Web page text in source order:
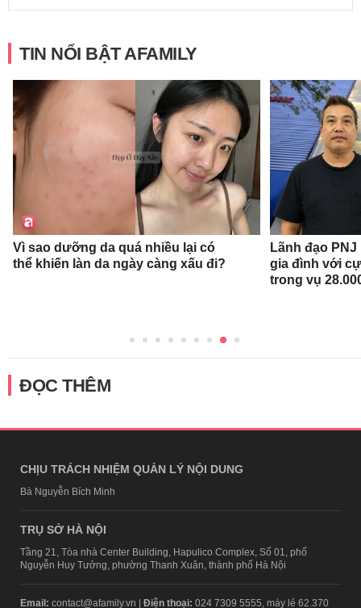
TIN NỔI BẬT AFAMILY
Vì sao dưỡng da quá nhiều lại có
thể khiến làn da ngày càng xấu đi?
Lãnh đạo
gia đình với
trong vụ
ĐỌC THÊM
CHỊU TRÁCH NHIỆM QUẢN LÝ NỘI DUNG
Bà Nguyễn Bích Minh
TRỤ SỞ HÀ NỘI
Tầng 21, Tòa nhà Center Building, Hapulico Complex, Số 01, phố
Nguyễn Huy Tưởng, phường Thanh Xuân, thành phố Hà Nội
Email: contact@afamily.vn | Điện thoại: 024 7309 5555, máy lẻ 62.370